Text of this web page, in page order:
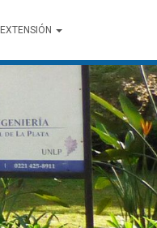
EXTENSIÓN